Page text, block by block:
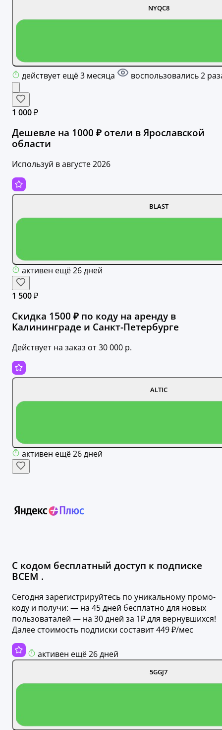
NYQC8
действует ещё 3 месяца воспользовались 2
1 000 ₽
Дешевле на 1000 ₽ отели в Ярославской
области
Используй в августе 2026
BLAST
активен ещё 26 дней
1 500 ₽
Скидка 1500 ₽ по коду на аренду в
Калининграде и Санкт-Петербурге
Действует на заказ от 30 000 р.
ALTIC
активен ещё 26 дней
С кодом бесплатный доступ к подписке
ВСЕМ .
Сегодня зарегистрируйтесь по уникальному промо-
коду и получи: — на 45 дней бесплатно для новых
пользоваталей — на 30 дней за 1₽ для вернувшихся!
Далее стоимость подписки составит 449 ₽/мес
активен ещё 26 дней
5GGJ7